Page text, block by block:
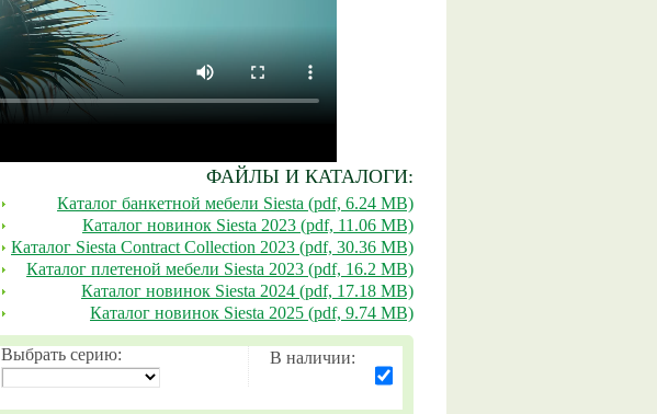
ФАЙЛЫ И КАТАЛОГИ:
Каталог банкетной мебели Siesta (pdf, 6.24 MB)
Каталог новинок Siesta 2023 (pdf, 11.06 MB)
Каталог Siesta Contract Collection 2023 (pdf, 30.36 MB)
Каталог плетеной мебели Siesta 2023 (pdf, 16.2 MB)
Каталог новинок Siesta 2024 (pdf, 17.18 MB)
Каталог новинок Siesta 2025 (pdf, 9.74 MB)
Выбрать серию: В наличии: